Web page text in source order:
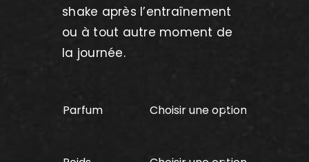
shake après l’entraînement
ou à tout autre moment de
la journée.
Parfum 